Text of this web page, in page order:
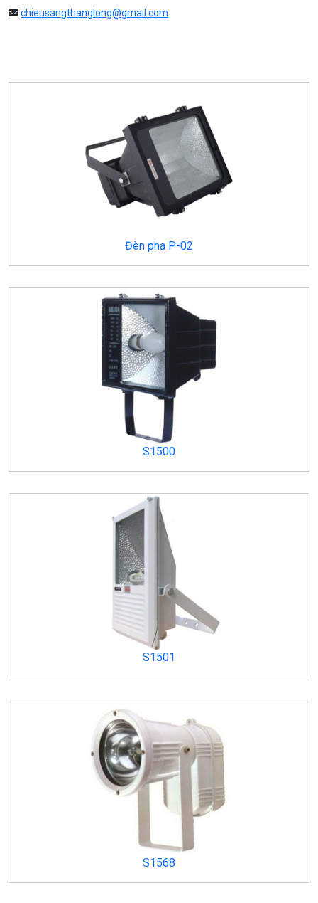
chieusangthanglong@gmail.com
Đèn pha P-02
S1500
S1501
S1568